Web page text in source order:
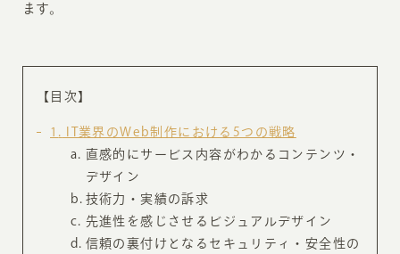
ます。
【目次】
1
IT業界のWeb制作における5つの戦略
直感的にサービス内容がわかるコンテンツ・
デザイン
技術力・実績の訴求
先進性を感じさせるビジュアルデザイン
信頼の裏付けとなるセキュリティ・安全性の